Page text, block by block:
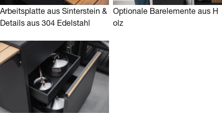
Arbeitsplatte aus Sinterstein &
Details aus 304 Edelstahl
Optionale Barelemente aus H
olz